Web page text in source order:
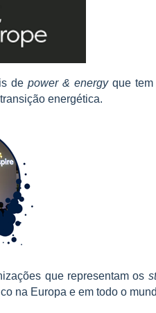
de power & energyque tem
energética.
que representam os
na Europa e em todo o